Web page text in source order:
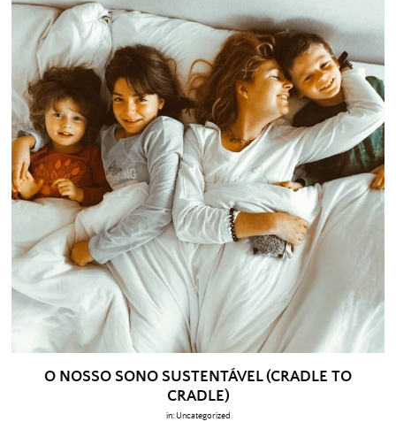
O NOSSO SONO SUSTENTÁVEL (CRADLE TO
CRADLE)
in: Uncategorized